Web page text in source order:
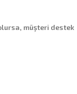
müşteri destek